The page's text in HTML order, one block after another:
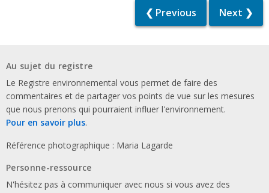
❮ Previous Next ❯
Au sujet du registre
Le Registre environnemental vous permet de faire des
commentaires et de partager vos points de vue sur les mesures
que nous prenons qui pourraient influer l'environnement.
Pour en savoir plus.
Référence photographique : Maria Lagarde
Personne-ressource
N'hésitez pas à communiquer avec nous si vous avez des